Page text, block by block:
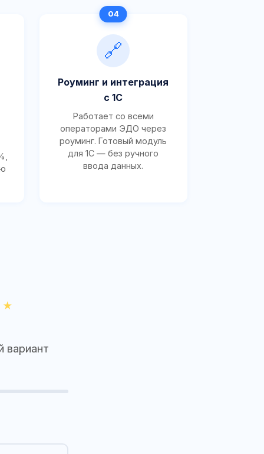
🔗
Роуминг и интеграция
с 1С
Работает со всеми
операторами ЭДО через
роуминг. Готовый модуль
для 1С — без ручного
ввода данных.
вариант